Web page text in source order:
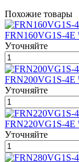
Похожие товары
FRN160VG1S-4E
Уточняйте
FRN200VG1S-4E
Уточняйте
FRN220VG1S-4E
Уточняйте